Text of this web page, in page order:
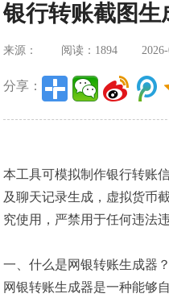
银行转账截图生
来源： 阅读：1894
分享：
本工具可模拟制作银行转账
及聊天记录生成，虚拟货币
究使用，严禁用于任何违法
一、什么是网银转账生成器？
网银转账生成器是一种能够